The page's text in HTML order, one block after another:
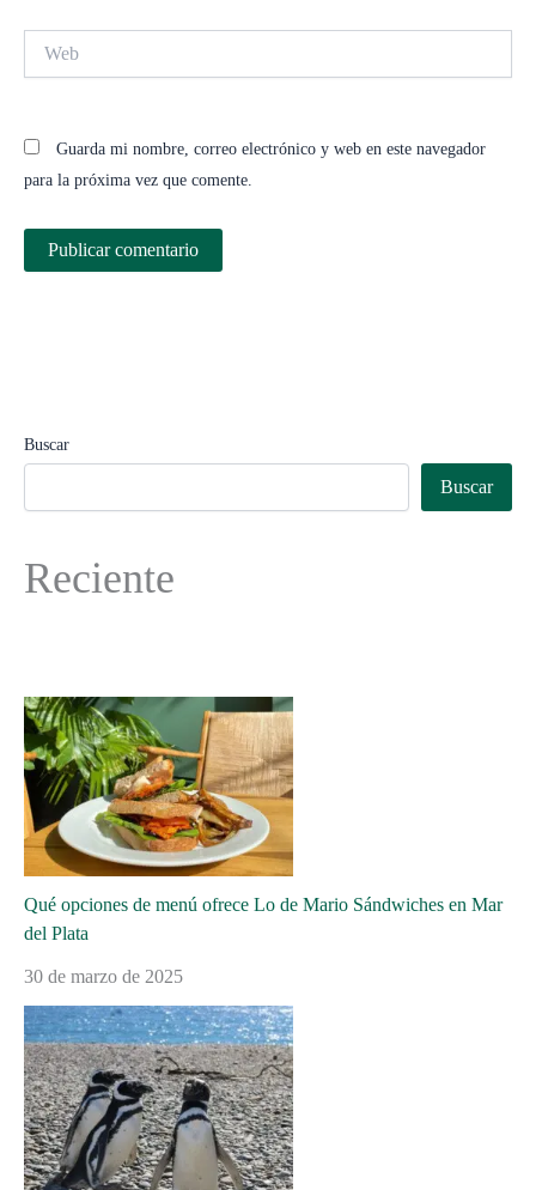
Guarda mi nombre, correo electrónico y web en este navegador
para la próxima vez que comente.
Buscar
Buscar
Reciente
Qué opciones de menú ofrece Lo de Mario Sándwiches en Mar
del Plata
30 de marzo de 2025